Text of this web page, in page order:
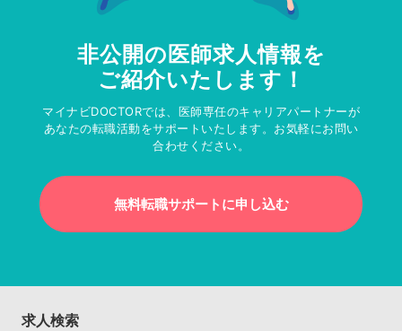
非公開の医師求人情報を
ご紹介いたします！
マイナビDOCTORでは、医師専任のキャリアパートナーが
あなたの転職活動をサポートいたします。お気軽にお問い
合わせください。
無料転職サポートに申し込む
求人検索